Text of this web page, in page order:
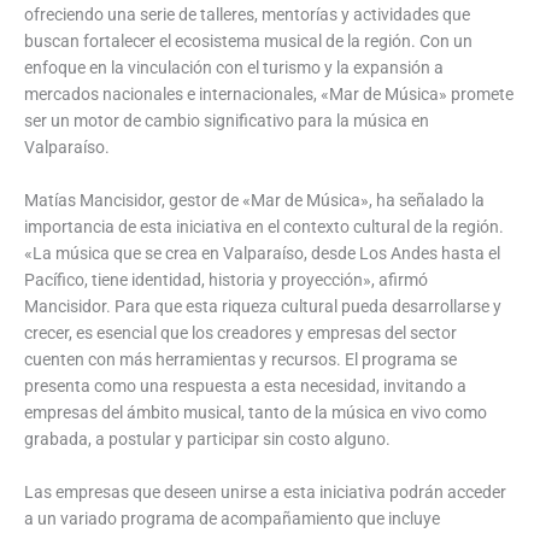
ofreciendo una serie de talleres, mentorías y actividades que
buscan fortalecer el ecosistema musical de la región. Con un
enfoque en la vinculación con el turismo y la expansión a
mercados nacionales e internacionales, «Mar de Música» promete
ser un motor de cambio significativo para la música en
Valparaíso.
Matías Mancisidor, gestor de «Mar de Música», ha señalado la
importancia de esta iniciativa en el contexto cultural de la región.
«La música que se crea en Valparaíso, desde Los Andes hasta el
Pacífico, tiene identidad, historia y proyección», afirmó
Mancisidor. Para que esta riqueza cultural pueda desarrollarse y
crecer, es esencial que los creadores y empresas del sector
cuenten con más herramientas y recursos. El programa se
presenta como una respuesta a esta necesidad, invitando a
empresas del ámbito musical, tanto de la música en vivo como
grabada, a postular y participar sin costo alguno.
Las empresas que deseen unirse a esta iniciativa podrán acceder
a un variado programa de acompañamiento que incluye